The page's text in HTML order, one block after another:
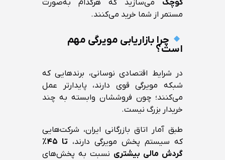
کوچک می‌سازید که هرکدام به‌صورت
مستمر از شما خرید می‌کنند.
چرا بازاریابی مویرگی مهم
است؟
در شرایط اقتصادی نوسانی، برندهایی که
شبکه مویرگی قوی دارند، پایدارتر عمل
می‌کنند؛ چون فروششان وابسته به چند
خریدار بزرگ نیست.
طبق آمار اتاق بازرگانی ایران، شرکت‌هایی
که سیستم پخش مویرگی دارند،
تا ۴۵٪
گردش مالی بیشتری نسبت به پخش‌های